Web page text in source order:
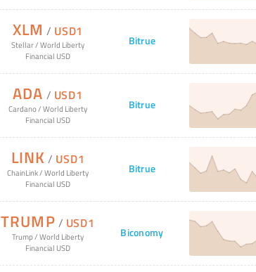
XLM / USD1
Stellar/World Liberty
Financial USD
Bitrue
ADA / USD1
Cardano/World Liberty
Financial USD
Bitrue
LINK / USD1
ChainLink/World Liberty
Financial USD
Bitrue
TRUMP / USD1
Trump/World Liberty
Financial USD
Biconomy